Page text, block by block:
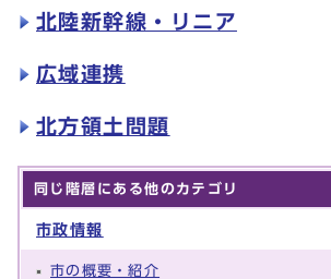
北陸新幹線・リニア
広域連携
北方領土問題
同じ階層にある他のカテゴリ
市政情報
市の概要・紹介